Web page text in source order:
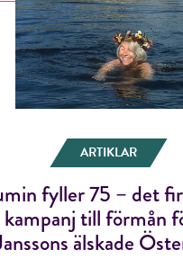
ARTIKLAR
fyller 75 – det
kampanj till förmån
älskade